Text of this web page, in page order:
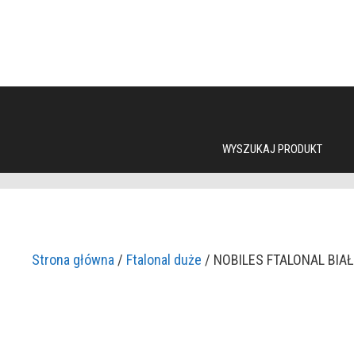
WYSZUKAJ PRODUKT
Strona główna / Ftalonal duże / NOBILES FTALONAL